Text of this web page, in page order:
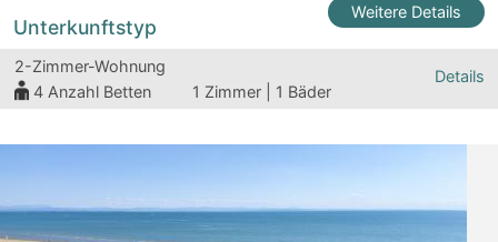
Weitere Details
Unterkunftstyp
2-Zimmer-Wohnung
4 Anzahl Betten 1 Zimmer | 1 Bäder
Details